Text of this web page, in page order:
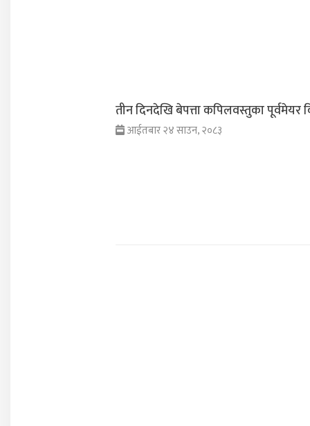
तीन दिनदेखि बेपत्ता कपिलवस्तुका
आईतबार २४ साउन, २०८३